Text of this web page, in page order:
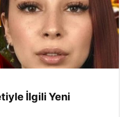
İlgili Yeni